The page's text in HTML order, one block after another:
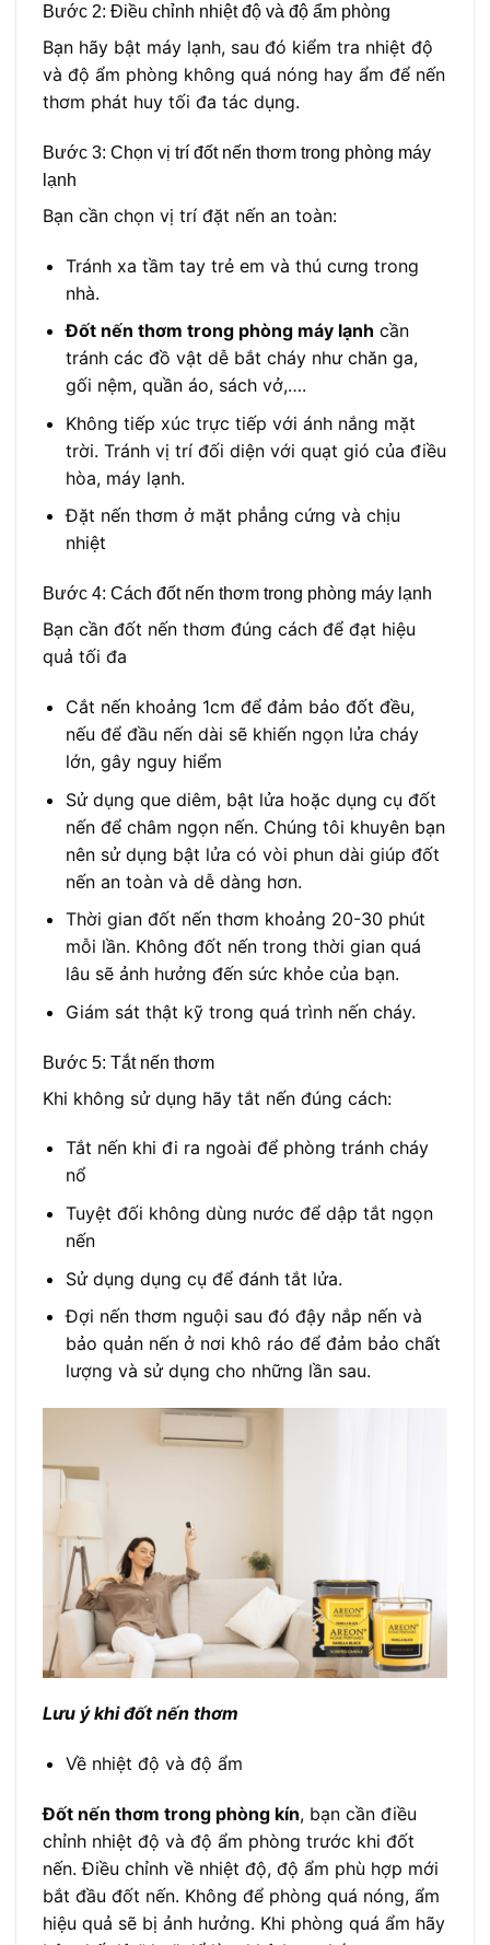
Bước 2: Điều chỉnh nhiệt độ và độ ẩm phòng
Bạn hãy bật máy lạnh, sau đó kiểm tra nhiệt độ
và độ ẩm phòng không quá nóng hay ẩm để nến
thơm phát huy tối đa tác dụng.
Bước 3: Chọn vị trí đốt nến thơm trong phòng máy
lạnh
Bạn cần chọn vị trí đặt nến an toàn:
Tránh xa tầm tay trẻ em và thú cưng trong
nhà.
Đốt nến thơm trong phòng máy lạnh cần
tránh các đồ vật dễ bắt cháy như chăn ga,
gối nệm, quần áo, sách vở,….
Không tiếp xúc trực tiếp với ánh nắng mặt
trời. Tránh vị trí đối diện với quạt gió của điều
hòa, máy lạnh.
Đặt nến thơm ở mặt phẳng cứng và chịu
nhiệt
Bước 4: Cách đốt nến thơm trong phòng máy lạnh
Bạn cần đốt nến thơm đúng cách để đạt hiệu
quả tối đa
Cắt nến khoảng 1cm để đảm bảo đốt đều,
nếu để đầu nến dài sẽ khiến ngọn lửa cháy
lớn, gây nguy hiểm
Sử dụng que diêm, bật lửa hoặc dụng cụ đốt
nến để châm ngọn nến. Chúng tôi khuyên bạn
nên sử dụng bật lửa có vòi phun dài giúp đốt
nến an toàn và dễ dàng hơn.
Thời gian đốt nến thơm khoảng 20-30 phút
mỗi lần. Không đốt nến trong thời gian quá
lâu sẽ ảnh hưởng đến sức khỏe của bạn.
Giám sát thật kỹ trong quá trình nến cháy.
Bước 5: Tắt nến thơm
Khi không sử dụng hãy tắt nến đúng cách:
Tắt nến khi đi ra ngoài để phòng tránh cháy
nổ
Tuyệt đối không dùng nước để dập tắt ngọn
nến
Sử dụng dụng cụ để đánh tắt lửa.
Đợi nến thơm nguội sau đó đậy nắp nến và
bảo quản nến ở nơi khô ráo để đảm bảo chất
lượng và sử dụng cho những lần sau.
Lưu ý khi đốt nến thơm
Về nhiệt độ và độ ẩm
Đốt nến thơm trong phòng kín, bạn cần điều
chỉnh nhiệt độ và độ ẩm phòng trước khi đốt
nến. Điều chỉnh về nhiệt độ, độ ẩm phù hợp mới
bắt đầu đốt nến. Không để phòng quá nóng, ẩm
hiệu quả sẽ bị ảnh hưởng. Khi phòng quá ẩm hãy